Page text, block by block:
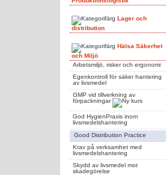
Lager och
distribution
Hälsa Säkerhet
och Miljö
Arbetsmiljö, risker och ergonomi
Egenkontroll för säker hantering
av livsmedel
GMP vid tillverkning av
förpackningar
God HygienPraxis inom
livsmedelshantering
Good Distribution Practice
Krav på verksamhet med
livsmedelshantering
Skydd av livsmedel mot
skadegörelse